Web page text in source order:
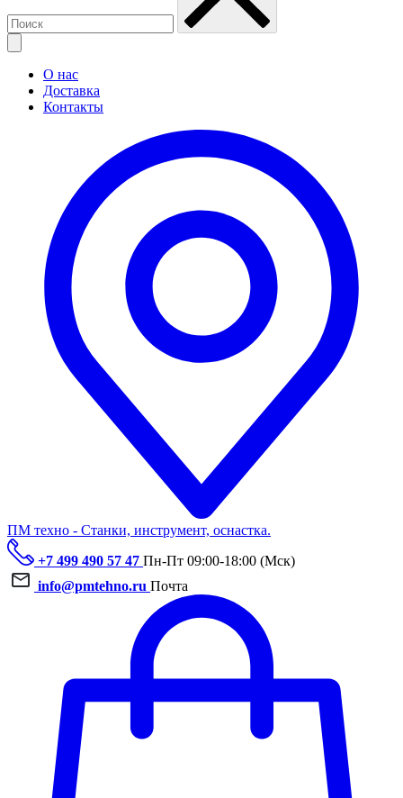
О нас
Доставка
Контакты
ПМ техно - Станки, инструмент, оснастка.
+7 499 490 57 47 Пн-Пт 09:00-18:00 (Мск)
info@pmtehno.ru Почта